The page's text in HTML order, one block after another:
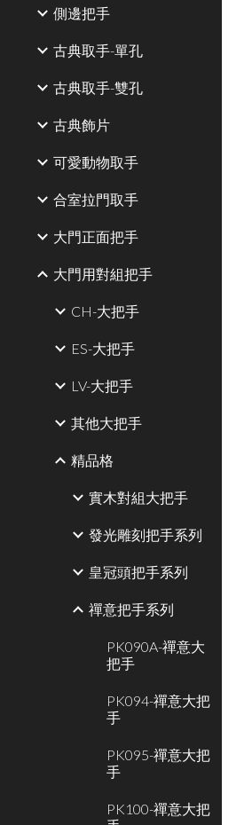
側邊把手
古典取手-單孔
古典取手-雙孔
古典飾片
可愛動物取手
合室拉門取手
大門正面把手
大門用對組把手
CH-大把手
ES-大把手
LV-大把手
其他大把手
精品格
實木對組大把手
發光雕刻把手系列
皇冠頭把手系列
禪意把手系列
PK090A-禪意大
把手
PK094-禪意大把
手
PK095-禪意大把
手
PK100-禪意大把